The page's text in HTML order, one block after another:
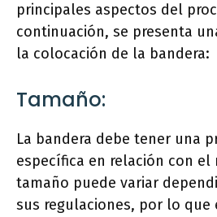
principales aspectos del
continuación, se presenta
la colocación de la bandera:
Tamaño:
La bandera debe tener una
específica en relación con el
tamaño puede variar
sus regulaciones, por lo que